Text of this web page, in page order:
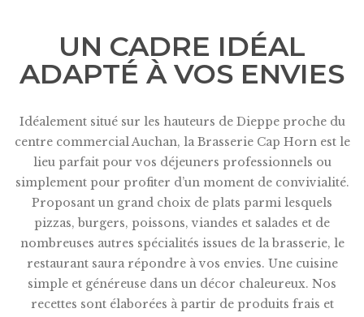
UN CADRE IDÉAL
ADAPTÉ À VOS ENVIES
Idéalement situé sur les hauteurs de Dieppe proche du
centre commercial Auchan, la Brasserie Cap Horn est le
lieu parfait pour vos déjeuners professionnels ou
simplement pour profiter d’un moment de convivialité.
Proposant un grand choix de plats parmi lesquels
pizzas, burgers, poissons, viandes et salades et de
nombreuses autres spécialités issues de la brasserie, le
restaurant saura répondre à vos envies. Une cuisine
simple et généreuse dans un décor chaleureux. Nos
recettes sont élaborées à partir de produits frais et